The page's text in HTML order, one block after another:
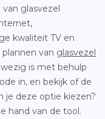
glasvezel
kwaliteit TV en
van glasvezel
is met behulp
in, en bekijk of de
je deze optie kiezen?
hand van de tool.